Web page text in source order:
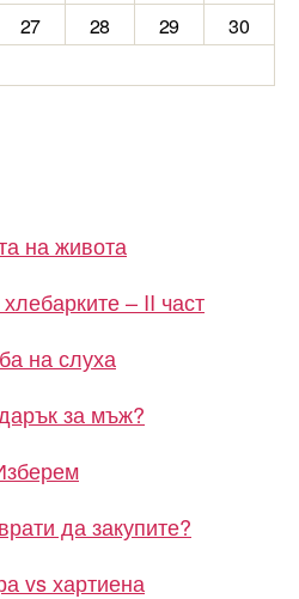
27 28 29
30
на живота
– II част
на слуха
за мъж?
да закупите?
vs хартиена